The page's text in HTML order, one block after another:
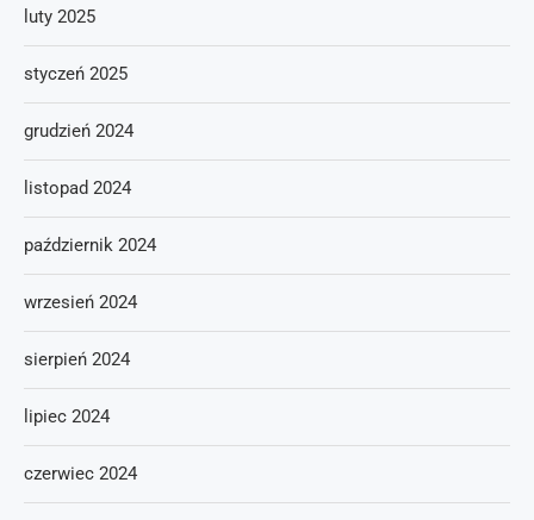
luty 2025
styczeń 2025
grudzień 2024
listopad 2024
październik 2024
wrzesień 2024
sierpień 2024
lipiec 2024
czerwiec 2024